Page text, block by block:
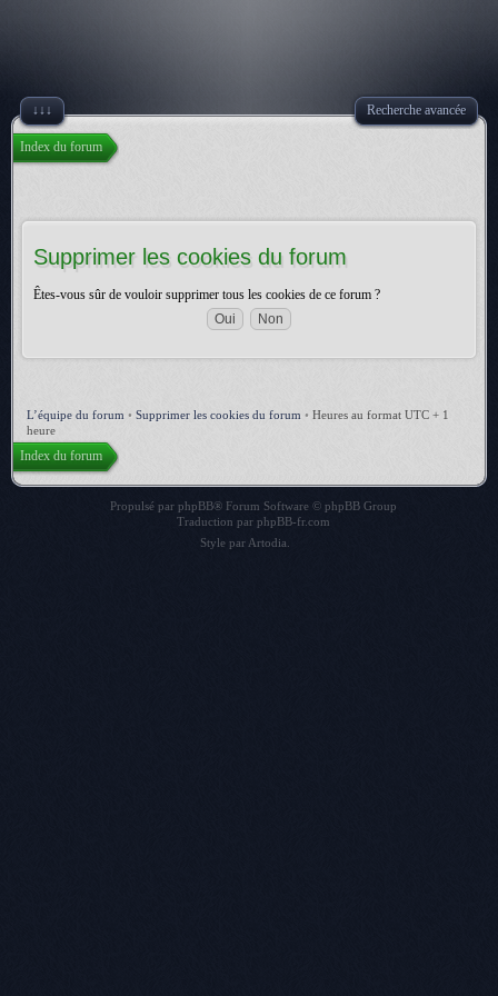
↓↓↓ Recherche avancée
Index du forum
Supprimer les cookies du forum
Êtes-vous sûr de vouloir supprimer tous les cookies de ce forum ?
L’équipe du forum • Supprimer les cookies du forum • Heures au format UTC + 1
heure
Index du forum
Propulsé par phpBB® Forum Software © phpBB Group
Traduction par phpBB-fr.com
Style par Artodia